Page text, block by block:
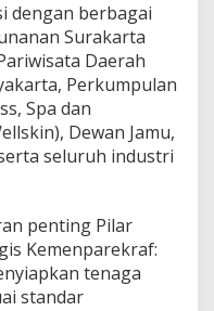
dengan berbagai
Surakarta
Daerah
Perkumpulan
Spa dan
Dewan Jamu,
seluruh industri
penting Pilar
Kemenparekraf:
tenaga
standar